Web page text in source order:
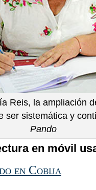
Reis, la ampliación
ser sistemática y
Pando
en móvil
en Cobija